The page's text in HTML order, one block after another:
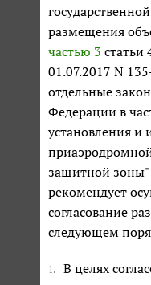
размещения
частью 3 статьи
01.07.2017 N
отдельные
Федерации в
установления и
защитной зоны"
рекомендует
согласование
следующем
1.
В целях